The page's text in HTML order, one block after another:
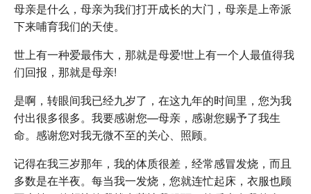
母亲是什么，母亲为我们打开成长的大门，母亲是上帝派
下来哺育我们的天使。
世上有一种爱最伟大，那就是母爱!世上有一个人最值得我
们回报，那就是母亲!
是啊，转眼间我已经九岁了，在这九年的时间里，您为我
付出很多很多。我要感谢您—母亲，感谢您赐予了我生
命。感谢您对我无微不至的关心、照顾。
记得在我三岁那年，我的体质很差，经常感冒发烧，而且
多数是在半夜。每当我一发烧，您就连忙起床，衣服也顾